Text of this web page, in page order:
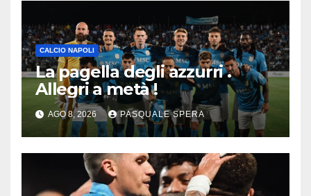
CALCIO NAPOLI
La pagella degli azzurri .
Allegri a metà !
AGO 8, 2026 PASQUALE SPERA